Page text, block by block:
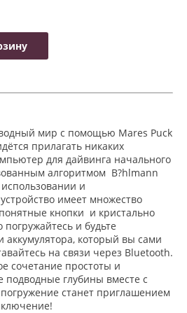
мир с помощью Mares Puck
прилагать никаких
для дайвинга начального
алгоритмом B?hlmann
и
имеет множество
кнопки и кристально
и будьте
который вы сами
на связи через Bluetooth.
сочетание простоты и
подводные глубины вместе с
станет приглашением